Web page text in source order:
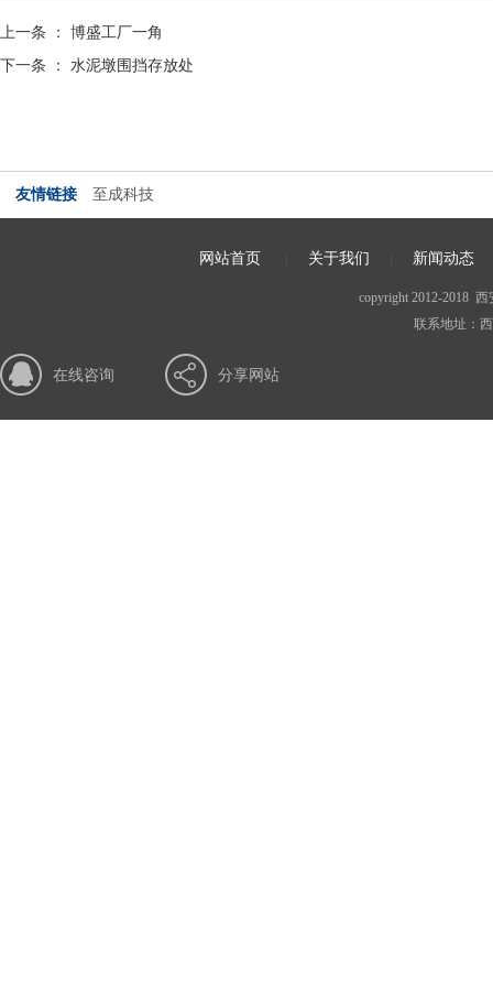
上一条 ： 博盛工厂一角
下一条 ： 水泥墩围挡存放处
友情链接 至成科技
网站首页 关于我们 新闻动态
copyright 2012-2018
联系地址：
在线咨询 分享网站